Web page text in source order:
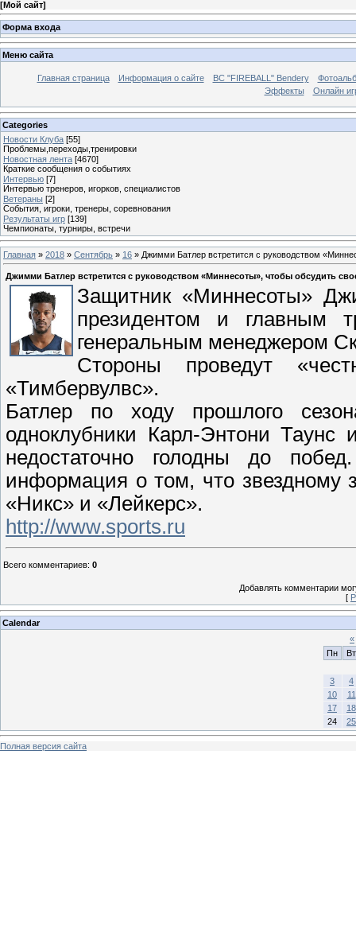
[Мой сайт]
Форма входа
Меню сайта
Главная страница Информация о сайте BC "FIREBALL" Bendery
Эффекты
Онлайн
Categories
Новости Клуба [55]
Проблемы,переходы,тренировки
Новостная лента [4670]
Краткие сообщения о событиях
Интервью [7]
Интервью тренеров, игорков, специалистов
Ветераны [2]
События, игроки, тренеры, соревнования
Результаты игр [139]
Чемпионаты, турниры, встречи
Главная » 2018 » Сентябрь » 16 » Джимми Батлер встретится с руководством
Джимми Батлер встретится с руководством «Миннесоты», чтобы обсудить
Защитник «Миннесоты»
президентом и главным
генеральным менеджером
Стороны проведут
«Тимбервулвс».
Батлер по ходу прошлого
одноклубники Карл-Энтони
недостаточно голодны до
информация о том, что звездному
«Никс» и «Лейкерс».
http://www.sports.ru
Всего комментариев: 0
Добавлять комментарии
[
Calendar
«
Пн
Вт
3
4
10
11
17
18
24
25
Полная версия сайта